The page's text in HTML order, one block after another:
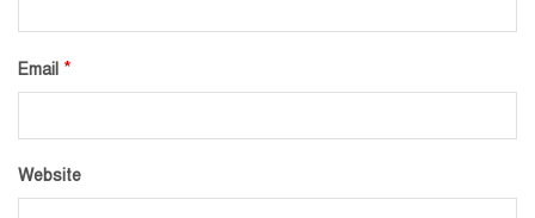
Email *
Website